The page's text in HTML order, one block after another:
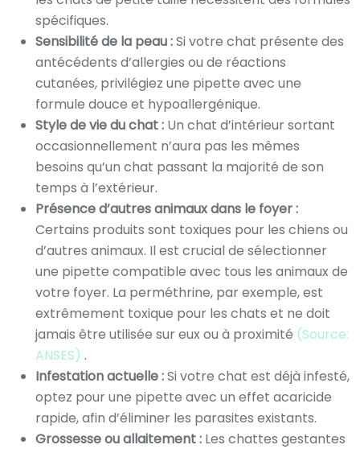
spécifiques.
Sensibilité de la peau :Si votre chat présente des
antécédents d’allergies ou de réactions
cutanées, privilégiez une pipette avec une
formule douce et hypoallergénique.
Style de vie du chat : Un chat d’intérieur sortant
occasionnellement n’aura pas les mêmes
besoins qu’un chat passant la majorité de son
temps à l’extérieur.
Présence d’autres animaux dans le foyer :
Certains produits sont toxiques pour les chiens ou
d’autres animaux. Il est crucial de sélectionner
une pipette compatible avec tous les animaux de
votre foyer. La perméthrine, par exemple, est
extrêmement toxique pour les chats et ne doit
jamais être utilisée sur eux ou à proximité (Source:
ANSES) .
Infestation actuelle :Si votre chat est déjà infesté,
optez pour une pipette avec un effet acaricide
rapide, afin d’éliminer les parasites existants.
Grossesse ou allaitement : Les chattes gestantes